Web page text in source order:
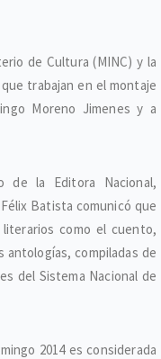
de Cultura (MINC) y la
trabajan en el montaje
Moreno Jimenes y a
la Editora Nacional,
Batista comunicó que
como el cuento,
compiladas de
del Sistema Nacional de
2014 es considerada